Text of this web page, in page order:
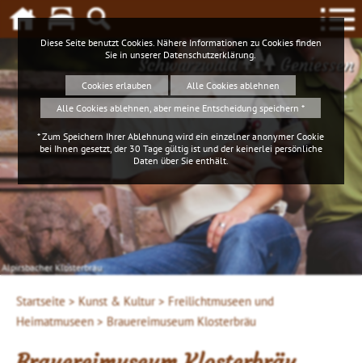
Schwarzwald Geniessen
Alpirsbacher Klosterbräu
Startseite > Kunst & Kultur > Freilichtmuseen und
Heimatmuseen > Brauereimuseum Klosterbräu
Diese Seite benutzt Cookies. Nähere Informationen zu Cookies finden
Sie in unserer Datenschutzerklärung.
Cookies erlauben
Alle Cookies ablehnen
Alle Cookies ablehnen, aber meine Entscheidung speichern *
* Zum Speichern Ihrer Ablehnung wird ein einzelner anonymer Cookie
bei Ihnen gesetzt, der 30 Tage gültig ist und der keinerlei persönliche
Daten über Sie enthält.